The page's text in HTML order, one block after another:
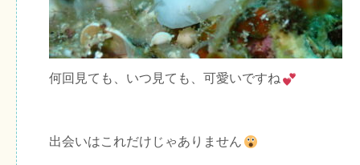
何回見ても、いつ見ても、可愛いですね
出会いはこれだけじゃありません